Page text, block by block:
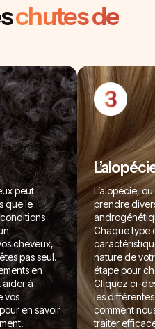
chutes de
peut
que le
cheveux,
pas seul.
en
aider à
vos
en savoir
L’alopécie,
prendre
Chaque type
nature de
étape pour
Cliquez ci-
les
comment
traiter